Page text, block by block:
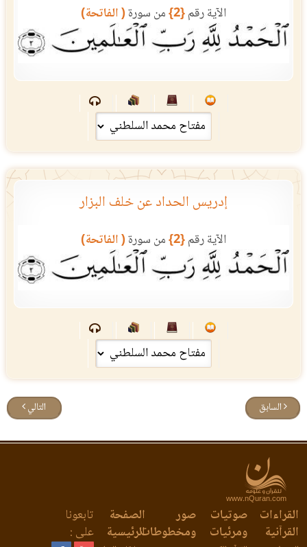
الآية رقم{2} من سورة( الفاتحة)
إدريس الحداد عن خلف البزار
الآية رقم{2} من سورة( الفاتحة)
السابق التالي
www.nQuran.com
صوتيات
ومرئيات
صور
ومخطوطات
الصفحة
الرئيسية
تابعونا
على :